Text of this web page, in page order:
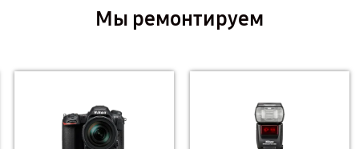
Мы ремонтируем